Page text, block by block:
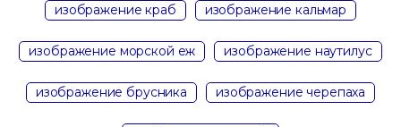
изображение краб изображение кальмар
изображение морской еж изображение наутилус
изображение брусника изображение черепаха